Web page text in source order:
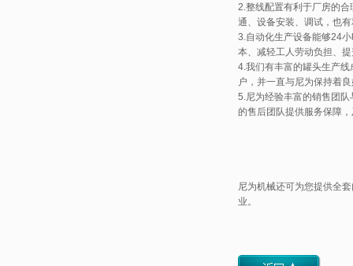
2.整线配置有利于厂房的
通、设备安装、调试，也
3.自动化生产设备能够24
本、减轻工人劳动负担、
4.我们有丰富的罐头生产
户，并一直与尼为保持着
5.尼为经验丰富的销售团
的售后团队提供服务保障
尼为机械还可为您提供全套
业。